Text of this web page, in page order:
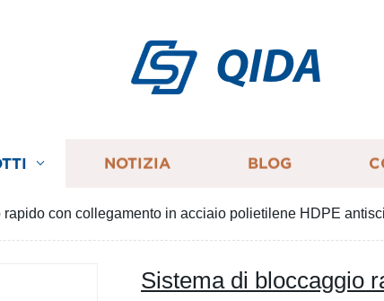
QIDA
NOTIZIA BLOG
con collegamento in acciaio polietilene HDPE
Sistema di bloccaggio